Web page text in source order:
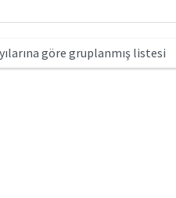
göre gruplanmış listesi